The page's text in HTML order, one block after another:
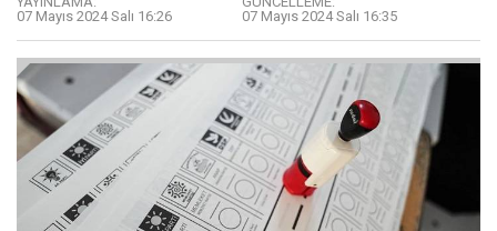
07 Mayıs 2024 Salı 16:26
07 Mayıs 2024 Salı 16:35